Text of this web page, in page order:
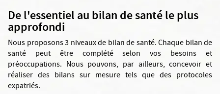
De l'essentiel au bilan de santé le plus
approfondi
Nous proposons 3 niveaux de bilan de santé. Chaque bilan de
santé peut être complété selon vos besoins et
préoccupations. Nous pouvons, par ailleurs, concevoir et
réaliser des bilans sur mesure tels que des protocoles
expatriés.